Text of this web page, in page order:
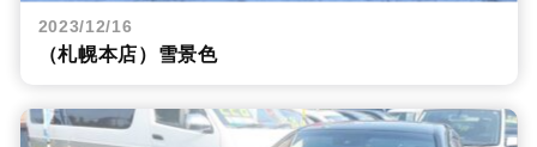
2023/12/16
（札幌本店）雪景色